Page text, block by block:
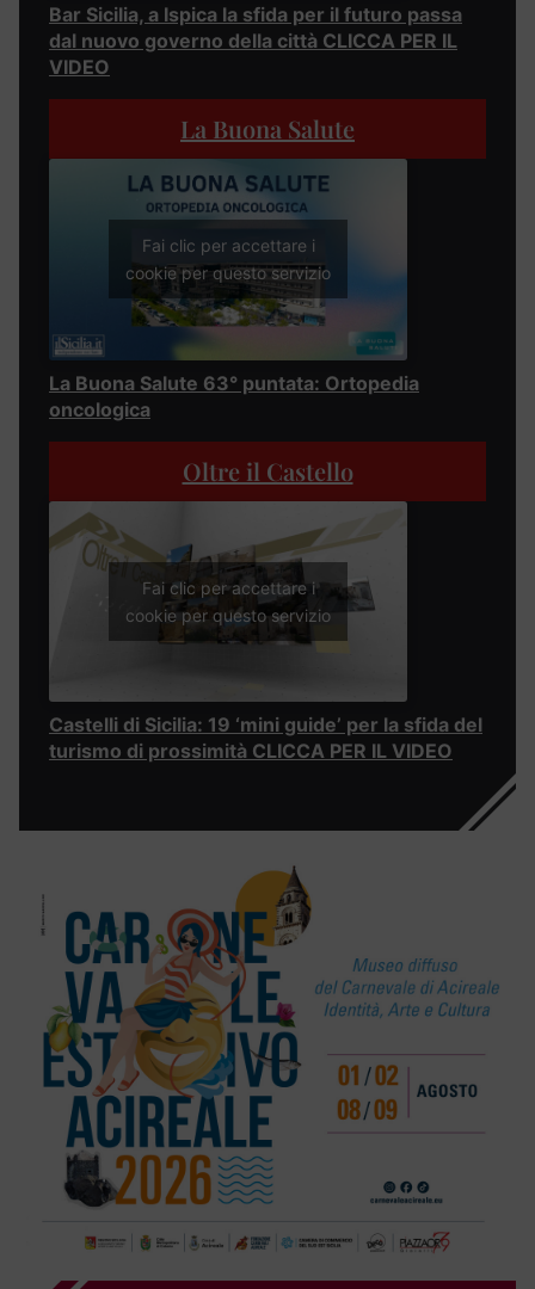
Bar Sicilia, a Ispica la sfida per il futuro passa
dal nuovo governo della città CLICCA PER IL
VIDEO
La Buona Salute
Fai clic per accettare i
cookie per questo servizio
La Buona Salute 63° puntata: Ortopedia
oncologica
Oltre il Castello
Fai clic per accettare i
cookie per questo servizio
Castelli di Sicilia: 19 ‘mini guide’ per la sfida del
turismo di prossimità CLICCA PER IL VIDEO